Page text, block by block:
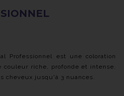
Professionnel est une coloration
couleur riche, profonde et intense.
cheveux jusqu'à 3 nuances.